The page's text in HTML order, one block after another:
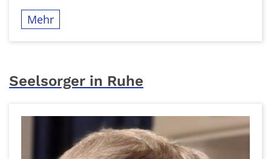
Mehr
Seelsorger in Ruhe